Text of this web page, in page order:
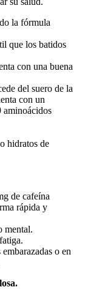
la fórmula
que los batidos
con una buena
del suero de la
con un
aminoácidos
hidratos de
de cafeína
rápida y
mental.
o en